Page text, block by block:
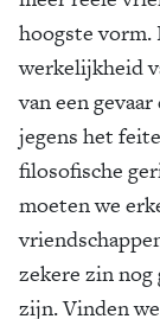
hoogste vorm.
werkelijkheid
van een
jegens het
filosofische
moeten we
zekere zin nog
zijn. Vinden